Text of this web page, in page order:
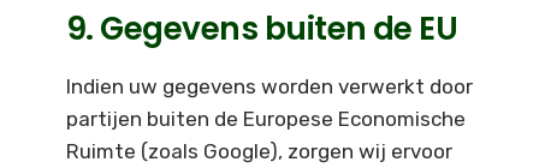
9. Gegevens buiten de EU
Indien uw gegevens worden verwerkt door
partijen buiten de Europese Economische
Ruimte (zoals Google), zorgen wij ervoor